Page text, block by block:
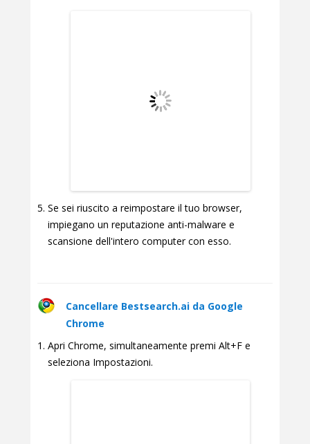
Se sei riuscito a reimpostare il tuo browser,
impiegano un reputazione anti-malware e
scansione dell'intero computer con esso.
Cancellare Bestsearch.ai da Google
Chrome
Apri Chrome, simultaneamente premi Alt+F e
seleziona Impostazioni.